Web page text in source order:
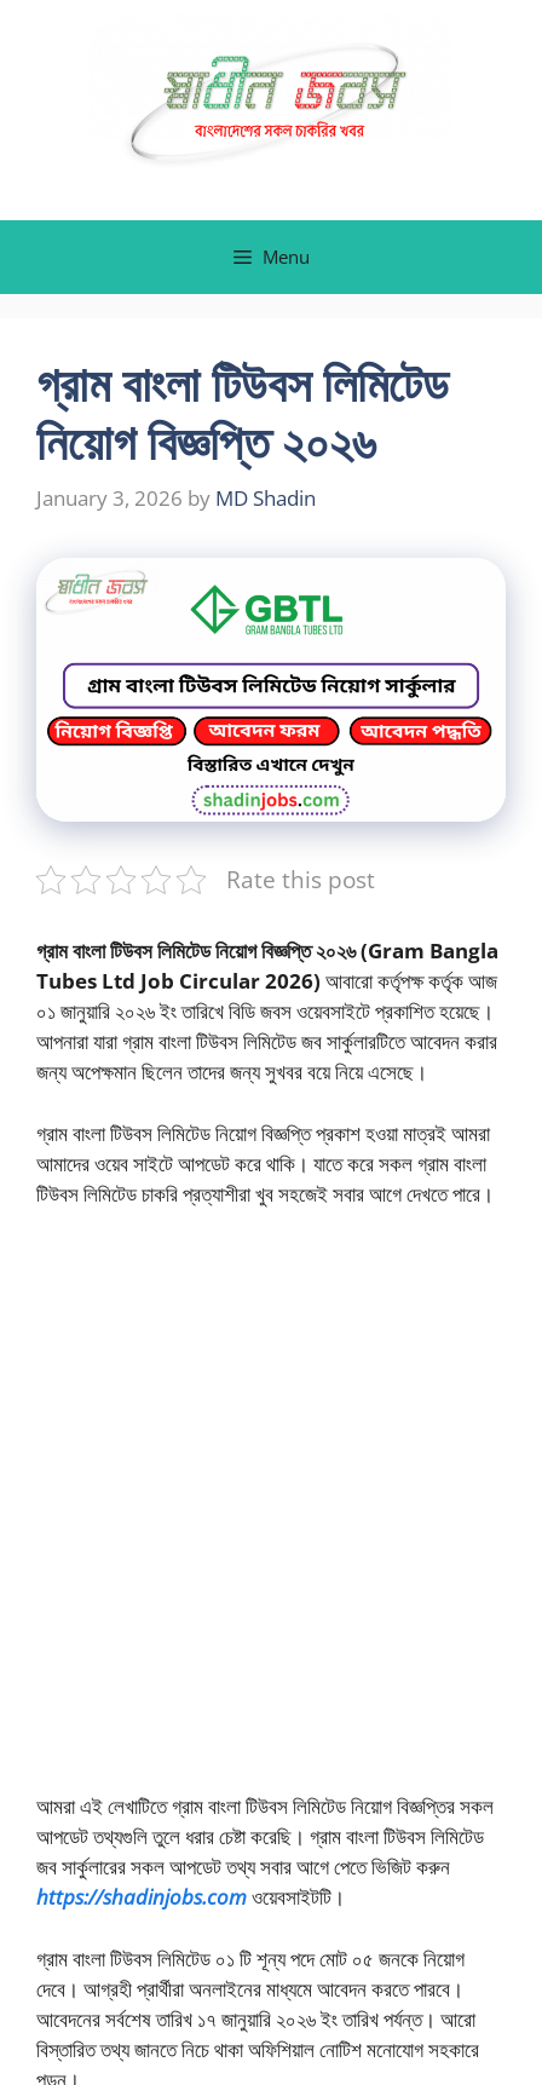
Menu
গ্রাম বাংলা টিউবস লিমিটেড
নিয়োগ বিজ্ঞপ্তি ২০২৬
January 3, 2026 by MD Shadin
Rate this post
গ্রাম বাংলা টিউবস লিমিটেড নিয়োগ বিজ্ঞপ্তি ২০২৬ (Gram Bangla
Tubes Ltd Job Circular 2026) আবারো কর্তৃপক্ষ কর্তৃক আজ
০১ জানুয়ারি ২০২৬ ইং তারিখে বিডি জবস ওয়েবসাইটে প্রকাশিত হয়েছে।
আপনারা যারা গ্রাম বাংলা টিউবস লিমিটেড জব সার্কুলারটিতে আবেদন করার
জন্য অপেক্ষমান ছিলেন তাদের জন্য সুখবর বয়ে নিয়ে এসেছে।
গ্রাম বাংলা টিউবস লিমিটেড নিয়োগ বিজ্ঞপ্তি প্রকাশ হওয়া মাত্রই আমরা
আমাদের ওয়েব সাইটে আপডেট করে থাকি। যাতে করে সকল গ্রাম বাংলা
টিউবস লিমিটেড চাকরি প্রত্যাশীরা খুব সহজেই সবার আগে দেখতে পারে।
আমরা এই লেখাটিতে গ্রাম বাংলা টিউবস লিমিটেড নিয়োগ বিজ্ঞপ্তির সকল
আপডেট তথ্যগুলি তুলে ধরার চেষ্টা করেছি। গ্রাম বাংলা টিউবস লিমিটেড
জব সার্কুলারের সকল আপডেট তথ্য সবার আগে পেতে ভিজিট করুন
https://shadinjobs.comওয়েবসাইটটি।
গ্রাম বাংলা টিউবস লিমিটেড ০১ টি শূন্য পদে মোট ০৫ জনকে নিয়োগ
দেবে। আগ্রহী প্রার্থীরা অনলাইনের মাধ্যমে আবেদন করতে পারবে।
আবেদনের সর্বশেষ তারিখ ১৭ জানুয়ারি ২০২৬ ইং তারিখ পর্যন্ত। আরো
বিস্তারিত তথ্য জানতে নিচে থাকা অফিশিয়াল নোটিশ মনোযোগ সহকারে